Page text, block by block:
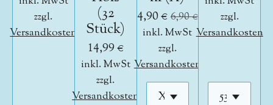
zzgl.
Versandkosten
(32
Stück)
14,99 €
inkl. MwSt
zzgl.
Versandkosten
4,90 € 6,90 €
inkl. MwSt
zzgl.
Versandkosten
zzgl.
Versandkosten